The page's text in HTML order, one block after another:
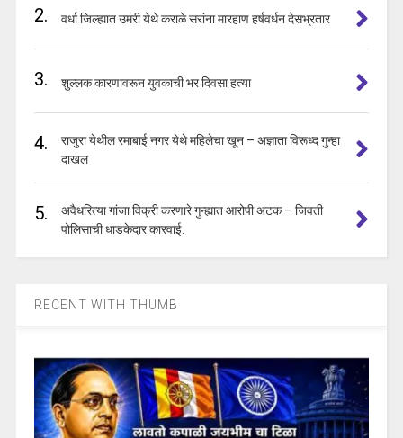
2. वर्धा जिल्ह्यात उमरी येथे कराळे सरांना मारहाण हर्षवर्धन देसभ्रतार
3. शुल्लक कारणावरून युवकाची भर दिवसा हत्या
4.
राजुरा येथील रमाबाई नगर येथे महिलेचा खून – अज्ञाता विरूध्द गुन्हा
दाखल
5.
अवैधरित्या गांजा विक्री करणारे गुन्ह्यात आरोपी अटक – जिवती
पोलिसाची धाडकेदार कारवाई.
RECENT WITH THUMB